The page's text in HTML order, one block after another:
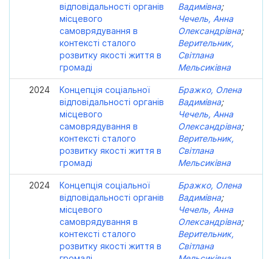
відповідальності органів
місцевого
самоврядування в
контексті сталого
розвитку якості життя в
громаді
Вадимівна;
Чечель, Анна
Олександрівна;
Верительник,
Світлана
Мельсиківна
2024
Концепція соціальної
відповідальності органів
місцевого
самоврядування в
контексті сталого
розвитку якості життя в
громаді
Бражко, Олена
Вадимівна;
Чечель, Анна
Олександрівна;
Верительник,
Світлана
Мельсиківна
2024
Концепція соціальної
відповідальності органів
місцевого
самоврядування в
контексті сталого
розвитку якості життя в
Бражко, Олена
Вадимівна;
Чечель, Анна
Олександрівна;
Верительник,
Світлана